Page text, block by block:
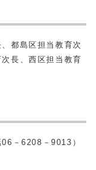
都島区担当教育次
長、西区担当教育
－6208－9013）